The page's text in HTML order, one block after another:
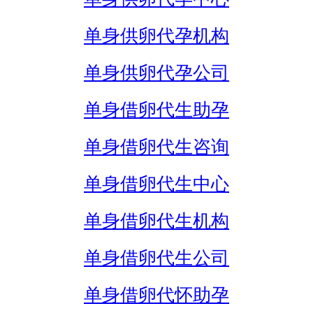
单身供卵代孕机构
单身供卵代孕公司
单身借卵代生助孕
单身借卵代生咨询
单身借卵代生中心
单身借卵代生机构
单身借卵代生公司
单身借卵代怀助孕